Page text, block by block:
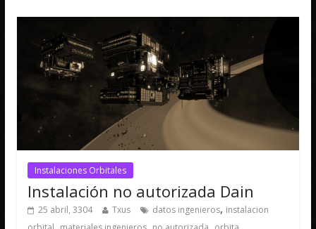
Instalaciones Orbitales
Instalación no autorizada Dain
25 abril, 3304 Txus datos ingenieros, instalacion